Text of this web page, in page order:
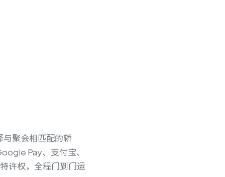
聚会相匹配的轿
Pay、支付宝、
许权，全程门到门运